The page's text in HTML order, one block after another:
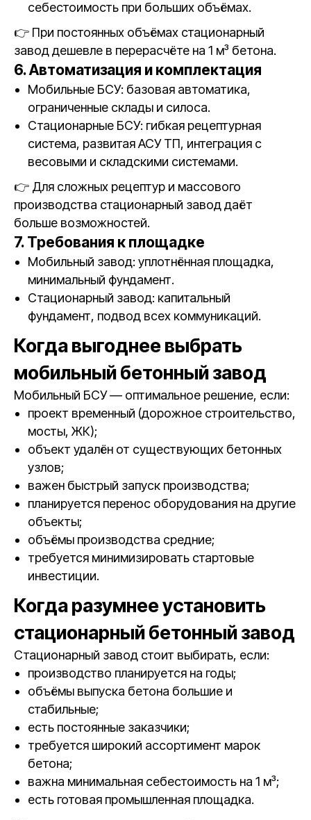
себестоимость при больших объёмах.
👉 При постоянных объёмах стационарный
завод дешевле в перерасчёте на 1 м³ бетона.
6. Автоматизация и комплектация
Мобильные БСУ: базовая автоматика,
ограниченные склады и силоса.
Стационарные БСУ: гибкая рецептурная
система, развитая АСУ ТП, интеграция с
весовыми и складскими системами.
👉 Для сложных рецептур и массового
производства стационарный завод даёт
больше возможностей.
7. Требования к площадке
Мобильный завод: уплотнённая площадка,
минимальный фундамент.
Стационарный завод: капитальный
фундамент, подвод всех коммуникаций.
Когда выгоднее выбрать
мобильный бетонный завод
Мобильный БСУ — оптимальное решение, если:
проект временный (дорожное строительство,
мосты, ЖК);
объект удалён от существующих бетонных
узлов;
важен быстрый запуск производства;
планируется перенос оборудования на другие
объекты;
объёмы производства средние;
требуется минимизировать стартовые
инвестиции.
Когда разумнее установить
стационарный бетонный завод
Стационарный завод стоит выбирать, если:
производство планируется на годы;
объёмы выпуска бетона большие и
стабильные;
есть постоянные заказчики;
требуется широкий ассортимент марок
бетона;
важна минимальная себестоимость на 1 м³;
есть готовая промышленная площадка.